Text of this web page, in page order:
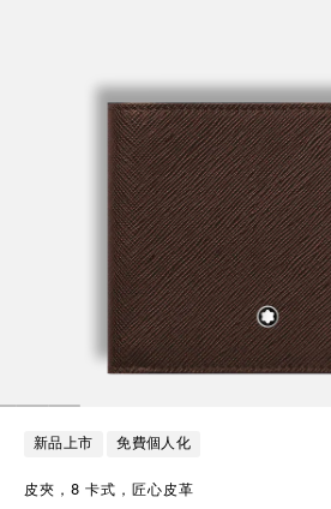
新品上市 免費個人化
皮夾，8 卡式，匠心皮革